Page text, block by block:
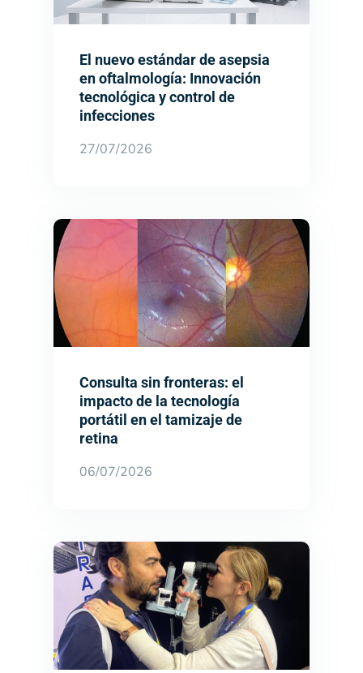
El nuevo estándar de asepsia
en oftalmología: Innovación
tecnológica y control de
infecciones
27/07/2026
Consulta sin fronteras: el
impacto de la tecnología
portátil en el tamizaje de
retina
06/07/2026